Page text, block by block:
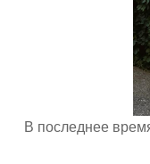
В последнее